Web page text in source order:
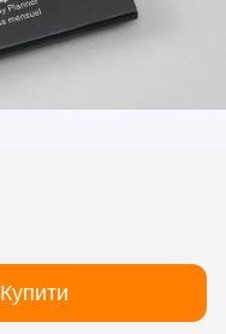
Купити